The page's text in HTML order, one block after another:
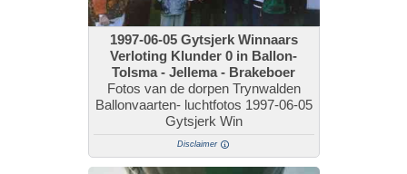
1997-06-05 Gytsjerk Winnaars
Verloting Klunder 0 in Ballon-
Tolsma - Jellema - Brakeboer
Fotos van de dorpen Trynwalden
Ballonvaarten- luchtfotos 1997-06-05
Gytsjerk Win
Disclaimer